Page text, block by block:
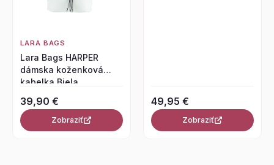
LARA BAGS
Lara Bags HARPER
dámska koženková
kabelka Biela
39,90 €
Zobraziť
49,95 €
Zobraziť